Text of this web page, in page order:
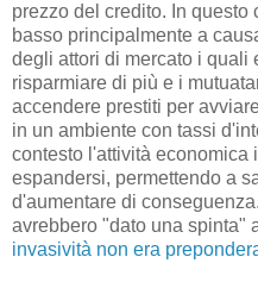
prezzo del credito. In questo
basso principalmente a
degli attori di mercato i quali
risparmiare di più e i
accendere prestiti per
in un ambiente con tassi
contesto l'attività economica
espandersi, permettendo a
d'aumentare di
avrebbero "dato una spinta"
invasività non era